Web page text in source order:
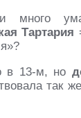
много
Тартария
в 13-м, но
так